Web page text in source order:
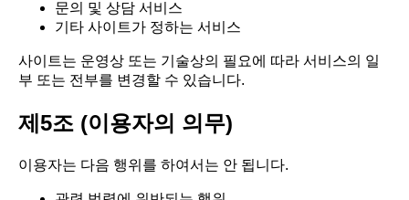
문의 및 상담 서비스
기타 사이트가 정하는 서비스
사이트는 운영상 또는 기술상의 필요에 따라 서비스의 일
부 또는 전부를 변경할 수 있습니다.
제5조 (이용자의 의무)
이용자는 다음 행위를 하여서는 안 됩니다.